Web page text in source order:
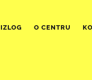
O CENTRU